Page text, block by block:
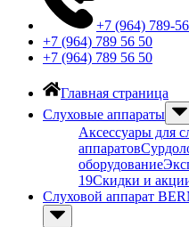
+7 (964) 789-
+7 (964) 789 56 50
+7 (964) 789 56 50
Главная страница
Слуховые аппараты
Аксессуары для
аппаратов
оборудование
19Скидки и
Слуховой аппарат